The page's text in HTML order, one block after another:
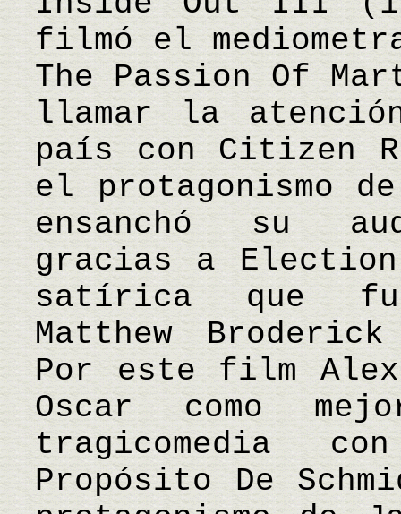
filmó el
The Passion Of
llamar la
país con Citizen
el protagonismo
ensanchó su
gracias a
satírica que
Matthew
Por este film
Oscar como
tragicomedia
Propósito De